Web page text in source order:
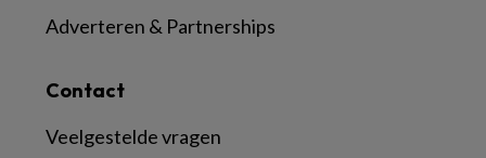
Contact
Veelgestelde vragen
Adverteren & Partnerships